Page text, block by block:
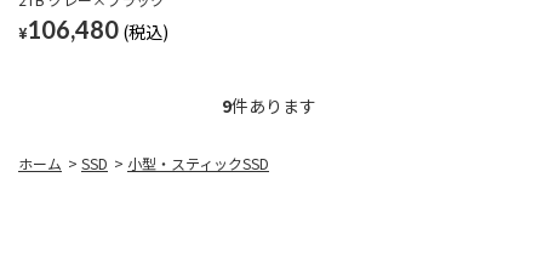
¥106,480
9件あります
ホーム > SSD > 小型・スティックSSD